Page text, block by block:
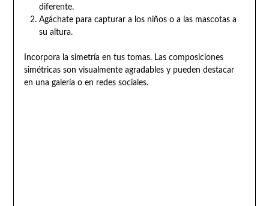
diferente.
Agáchate para capturar a los niños o a las mascotas a
su altura.
Incorpora la simetría en tus tomas. Las composiciones
simétricas son visualmente agradables y pueden destacar
en una galería o en redes sociales.